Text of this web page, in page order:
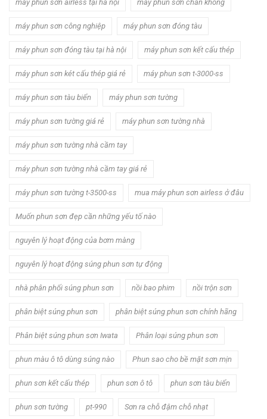
máy phun sơn airless tại hà nội máy phun sơn chân không
máy phun sơn công nghiệp máy phun sơn đóng tàu
máy phun sơn đóng tàu tại hà nội máy phun sơn kết cấu thép
máy phun sơn két cấu thép giá rẻ máy phun sơn t-3000-ss
máy phun sơn tàu biển máy phun sơn tường
máy phun sơn tường giá rẻ máy phun sơn tường nhà
máy phun sơn tường nhà cầm tay
máy phun sơn tường nhà cầm tay giá rẻ
máy phun sơn tường t-3500-ss mua máy phun sơn airless ở đâu
Muốn phun sơn đẹp cần những yếu tố nào
nguyên lý hoạt động của bơm màng
nguyên lý hoạt động súng phun sơn tự động
nhà phân phối súng phun sơn nồi bao phim nồi trộn sơn
phân biệt súng phun sơn phân biệt súng phun sơn chính hãng
Phân biệt súng phun sơn Iwata Phân loại súng phun sơn
phun màu ô tô dùng súng nào Phun sao cho bề mặt sơn mịn
phun sơn kết cấu thép phun sơn ô tô phun sơn tàu biển
phun sơn tường pt-990 Sơn ra chỗ đậm chỗ nhạt